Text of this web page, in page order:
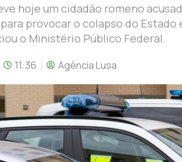
hoje um cidadão romeno
provocar o colapso do
o Ministério Público Federal.
11:36 Agência Lusa